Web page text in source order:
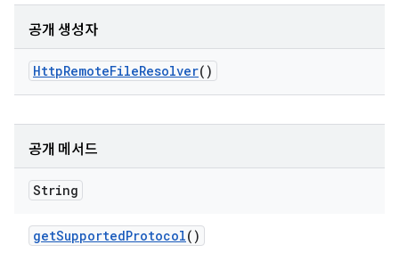
공개 생성자
HttpRemoteFileResolver()
공개 메서드
String
getSupportedProtocol()